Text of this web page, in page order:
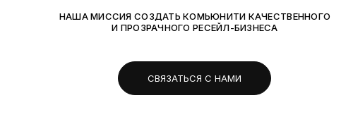
НАША МИССИЯ СОЗДАТЬ КОМЬЮНИТИ КАЧЕСТВЕННОГО
И ПРОЗРАЧНОГО РЕСЕЙЛ-БИЗНЕСА
СВЯЗАТЬСЯ С НАМИ